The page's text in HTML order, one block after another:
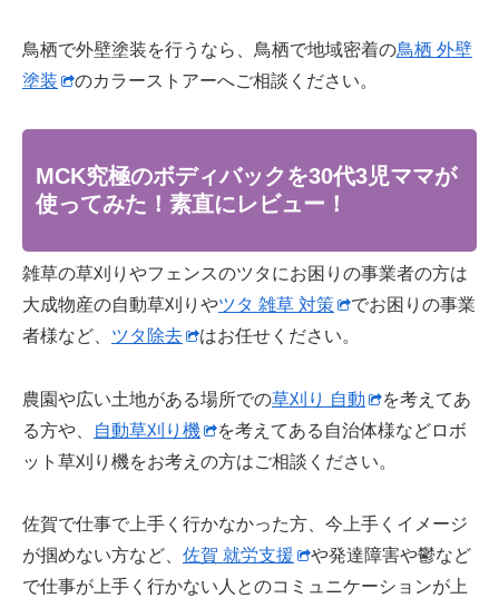
鳥栖で外壁塗装を行うなら、鳥栖で地域密着の鳥栖 外壁
塗装
のカラーストアーへご相談ください。
MCK究極のボディバックを30代3児ママが
使ってみた！素直にレビュー！
雑草の草刈りやフェンスのツタにお困りの事業者の方は
大成物産の自動草刈りやツタ 雑草 対策
でお困りの事業
者様など、 ツタ除去 はお任せください。
農園や広い土地がある場所での草刈り 自動
を考えてあ
る方や、
自動草刈り機
を考えてある自治体様などロボ
ット草刈り機をお考えの方はご相談ください。
佐賀で仕事で上手く行かなかった方、今上手くイメージ
が掴めない方など、 佐賀 就労支援
や発達障害や鬱など
で仕事が上手く行かない人とのコミュニケーションが上